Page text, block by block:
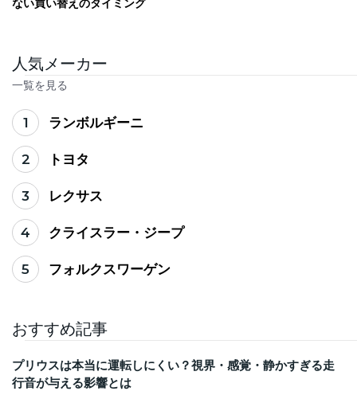
ない買い替えのタイミング
人気メーカー
一覧を見る
1 ランボルギーニ
2 トヨタ
3 レクサス
4 クライスラー・ジープ
5 フォルクスワーゲン
おすすめ記事
プリウスは本当に運転しにくい？視界・感覚・静かすぎる走
行音が与える影響とは